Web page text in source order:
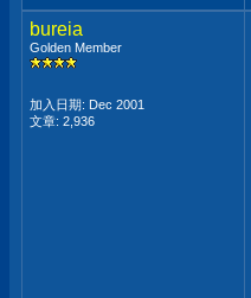
bureia
Golden Member
加入日期: Dec 2001
文章: 2,936